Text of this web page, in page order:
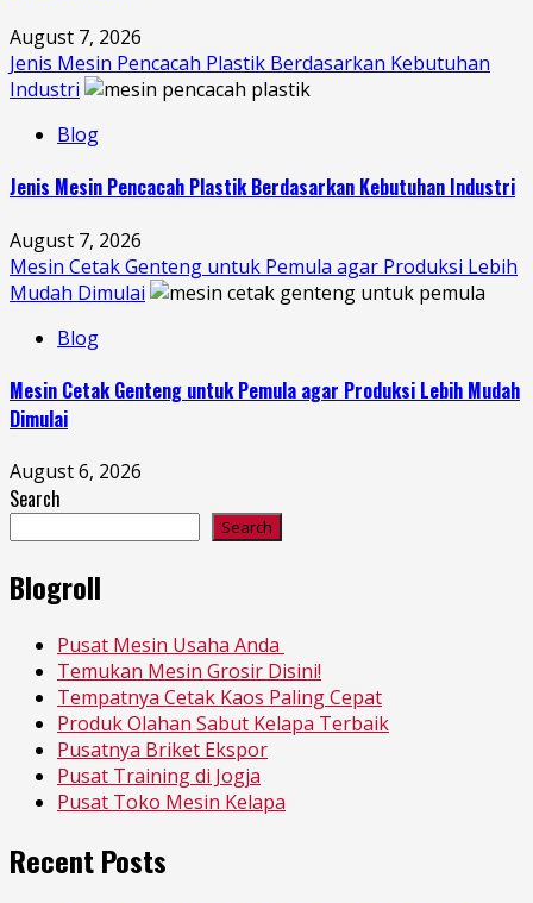
August 7, 2026
Jenis Mesin Pencacah Plastik Berdasarkan Kebutuhan
Industri
Blog
Jenis Mesin Pencacah Plastik Berdasarkan Kebutuhan Industri
August 7, 2026
Mesin Cetak Genteng untuk Pemula agar Produksi Lebih
Mudah Dimulai
Blog
Mesin Cetak Genteng untuk Pemula agar Produksi Lebih Mudah
Dimulai
August 6, 2026
Search
Search
Blogroll
Pusat Mesin Usaha Anda
Temukan Mesin Grosir Disini!
Tempatnya Cetak Kaos Paling Cepat
Produk Olahan Sabut Kelapa Terbaik
Pusatnya Briket Ekspor
Pusat Training di Jogja
Pusat Toko Mesin Kelapa
Recent Posts